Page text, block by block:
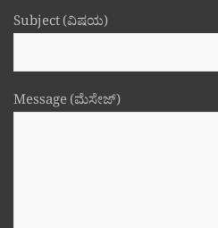
Subject (ವಿಷಯ)
Message (ಮೆಸೇಜ್)